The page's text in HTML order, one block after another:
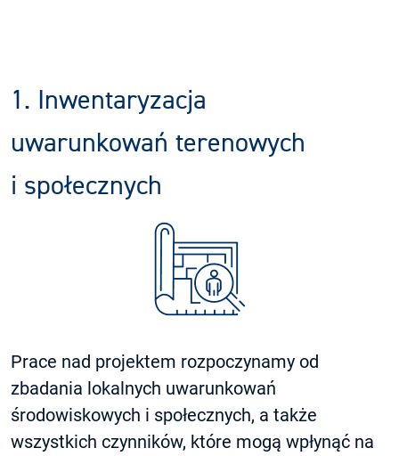
1. Inwentaryzacja
uwarunkowań terenowych
i społecznych
Prace nad projektem rozpoczynamy od
zbadania lokalnych uwarunkowań
środowiskowych i społecznych, a także
wszystkich czynników, które mogą wpłynąć na